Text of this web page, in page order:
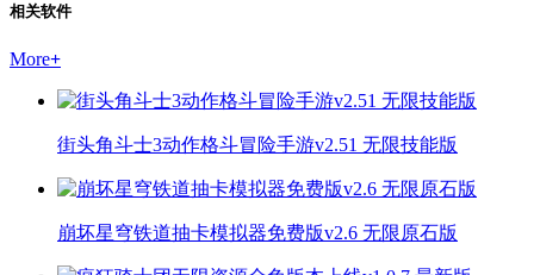
相关软件
More+
街头角斗士3动作格斗冒险手游v2.51 无限技能版
崩坏星穹铁道抽卡模拟器免费版v2.6 无限原石版